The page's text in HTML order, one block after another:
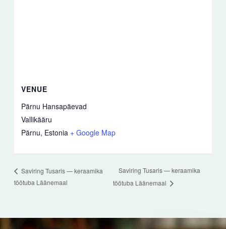
VENUE
Pärnu Hansapäevad
Vallikääru
Pärnu, Estonia + Google Map
Saviring Tusaris — keraamika
töötuba Läänemaal
Saviring Tusaris — keraamika
töötuba Läänemaal